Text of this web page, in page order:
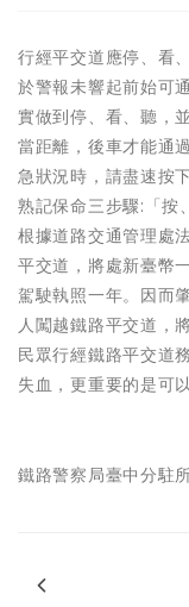
行經平交道應停、看
於警報未響起前始可
實做到停、看、聽，
當距離，後車才能通
急狀況時，請盡速按
熟記保命三步驟:「按
根據道路交通管理處
平交道，將處新臺幣
駕駛執照一年。因而
人闖越鐵路平交道，
民眾行經鐵路平交道
失血，更重要的是可
鐵路警察局臺中分駐